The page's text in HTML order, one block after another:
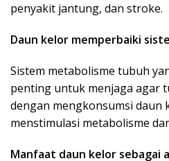
penyakit jantung, dan stroke.
Daun kelor memperbaiki
Sistem metabolisme tubuh
penting untuk menjaga agar
dengan mengkonsumsi
menstimulasi metabolisme
Manfaat daun kelor sebagai